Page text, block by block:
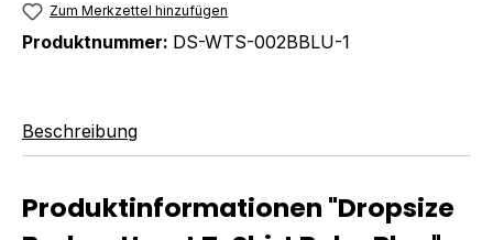
Zum Merkzettel hinzufügen
Produktnummer: DS-WTS-002BBLU-1
Beschreibung
Produktinformationen "Dropsize